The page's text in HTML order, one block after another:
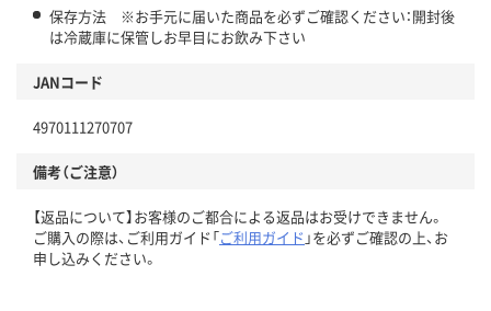
保存方法 ※お手元に届いた商品を必ずご確認ください：開封後
は冷蔵庫に保管しお早目にお飲み下さい
JANコード
4970111270707
備考（ご注意）
【返品について】お客様のご都合による返品はお受けできません。
ご購入の際は、ご利用ガイド「ご利用ガイド 」を必ずご確認の上、お
申し込みください。